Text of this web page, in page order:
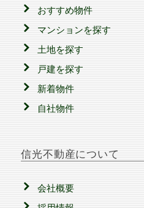
おすすめ物件
マンションを探す
土地を探す
戸建を探す
新着物件
自社物件
信光不動産について
会社概要